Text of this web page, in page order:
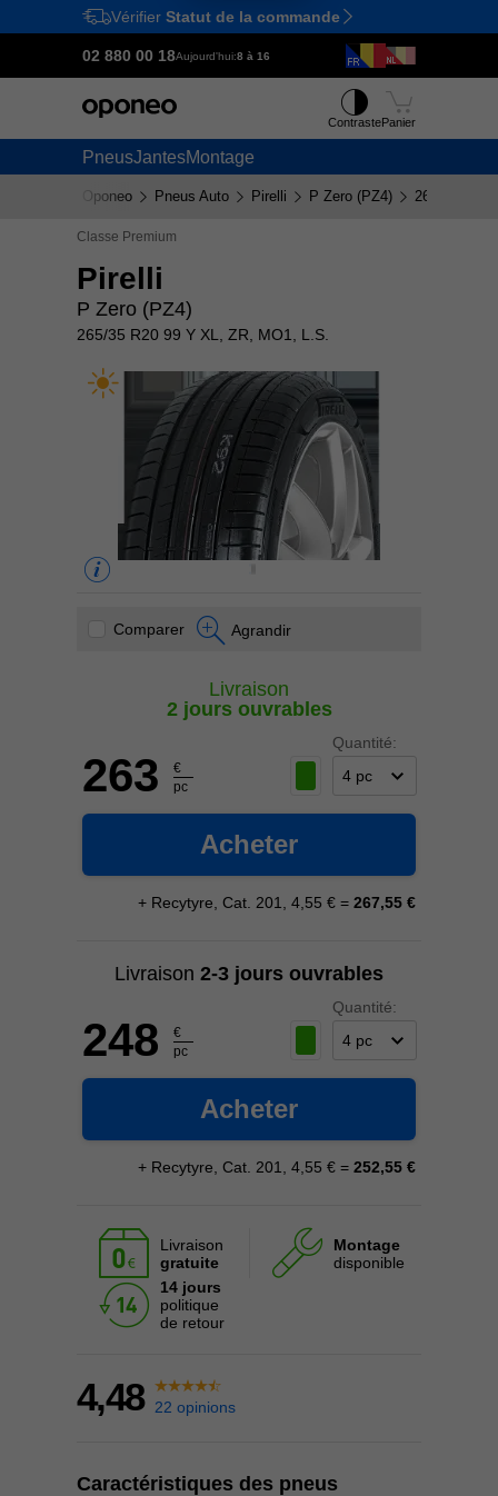
Ctrl M
Vérifier Statut de la commande
02 880 00 18Aujourd'hui:8 à 16
PneusJantesMontage
ContrastePanier
Oponeo Pneus Auto Pirelli P Zero (PZ4) 265/35 R20
Classe Premium
Pirelli
P Zero (PZ4)
265/35 R20 99 Y XL, ZR, MO1, L.S.
Comparer Agrandir
Livraison
2 jours ouvrables
Quantité:
263
€
pc
Acheter
+ Recytyre, Cat. 201, 4,55 € = 267,55 €
Livraison 2-3 jours ouvrables
Quantité:
248
€
pc
Acheter
+ Recytyre, Cat. 201, 4,55 € = 252,55 €
Livraison
gratuite
Montage
disponible
14 jours
politique
de retour
4,48 22 opinions
Caractéristiques des pneus